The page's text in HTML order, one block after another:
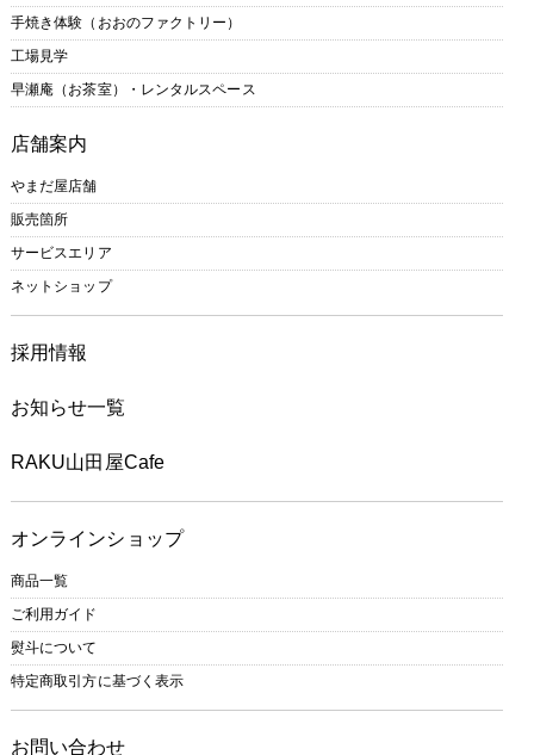
手焼き体験（おおのファクトリー）
工場見学
早瀬庵（お茶室）・レンタルスペース
店舗案内
やまだ屋店舗
販売箇所
サービスエリア
ネットショップ
採用情報
お知らせ一覧
RAKU山田屋Cafe
オンラインショップ
商品一覧
ご利用ガイド
熨斗について
特定商取引方に基づく表示
お問い合わせ